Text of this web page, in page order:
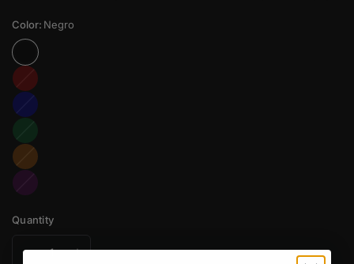
Color: Negro
Rojo
Azul
Verde
Naranja
Morado
Quantity